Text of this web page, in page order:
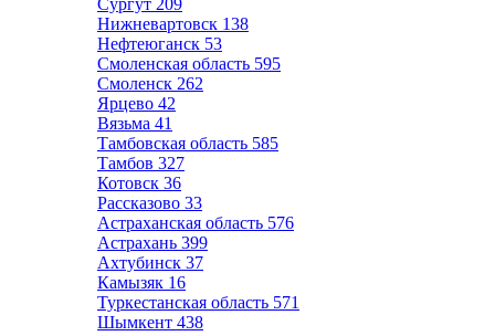
Сургут 209
Нижневартовск 138
Нефтеюганск 53
Смоленская область 595
Смоленск 262
Ярцево 42
Вязьма 41
Тамбовская область 585
Тамбов 327
Котовск 36
Рассказово 33
Астраханская область 576
Астрахань 399
Ахтубинск 37
Камызяк 16
Туркестанская область 571
Шымкент 438